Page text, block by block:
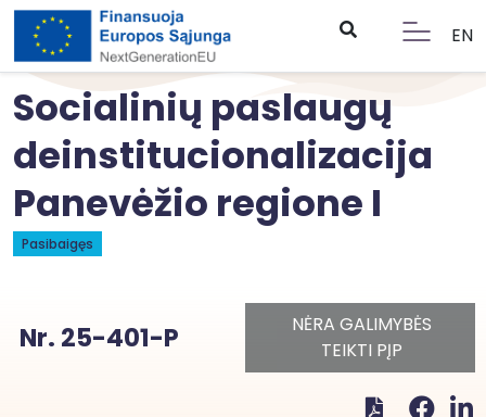
EN
Socialinių paslaugų
deinstitucionalizacija
Panevėžio regione I
Pasibaigęs
Nr. 25-401-P
NĖRA GALIMYBĖS
TEIKTI PĮP